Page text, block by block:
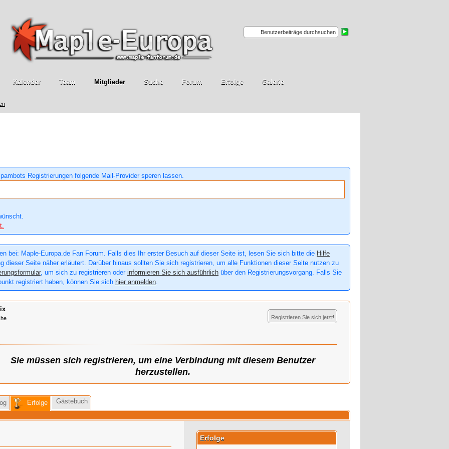
Kalender Team Mitglieder Suche Forum Erfolge Galerie
Registrierungen folgende Mail-Provider speren lassen.
bei: Maple-Europa.de Fan Forum. Falls dies Ihr erster Besuch auf dieser Seite ist, lesen Sie sich bitte die Hilfe
dieser Seite näher erläutert. Darüber hinaus sollten Sie sich registrieren, um alle Funktionen dieser Seite nutzen zu
, um sich zu registrieren oder informieren Sie sich ausführlich über den Registrierungsvorgang. Falls Sie
registriert haben, können Sie sich hier anmelden.
Registrieren Sie sich jetzt!
Sie müssen sich registrieren, um eine Verbindung mit diesem Benutzer
herzustellen.
Erfolge Gästebuch
Erfolge